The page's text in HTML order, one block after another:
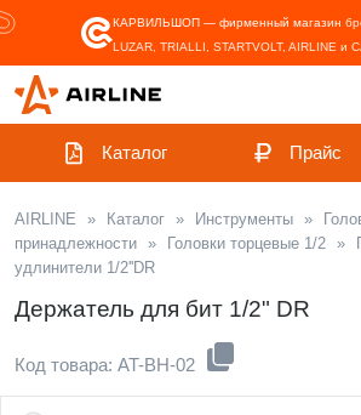
КАРВИЛЬШОП — фирменный магазин
LUZAR, TRIALLI, STARTVOLT, AIRLINE и
Каталог Прайс
AIRLINE » Каталог » Инструменты »
принадлежности » Головки торцевые 1/2 »
удлинители 1/2''DR
Держатель для бит 1/2" DR
Код товара: AT-BH-02